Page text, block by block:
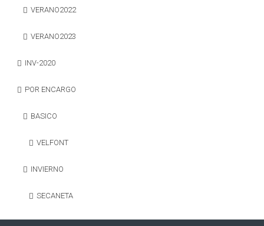
VERANO2022
VERANO2023
INV-2020
POR ENCARGO
BASICO
VELFONT
INVIERNO
SECANETA